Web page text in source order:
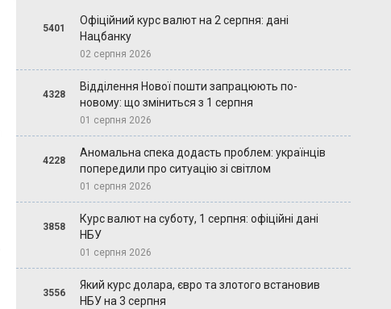
5401
Офіційний курс валют на 2 серпня: дані
Нацбанку
02 серпня 2026
4328
Відділення Нової пошти запрацюють по-
новому: що зміниться з 1 серпня
01 серпня 2026
4228
Аномальна спека додасть проблем: українців
попередили про ситуацію зі світлом
01 серпня 2026
3858
Курс валют на суботу, 1 серпня: офіційні дані
НБУ
01 серпня 2026
3556
Який курс долара, євро та злотого встановив
НБУ на 3 серпня